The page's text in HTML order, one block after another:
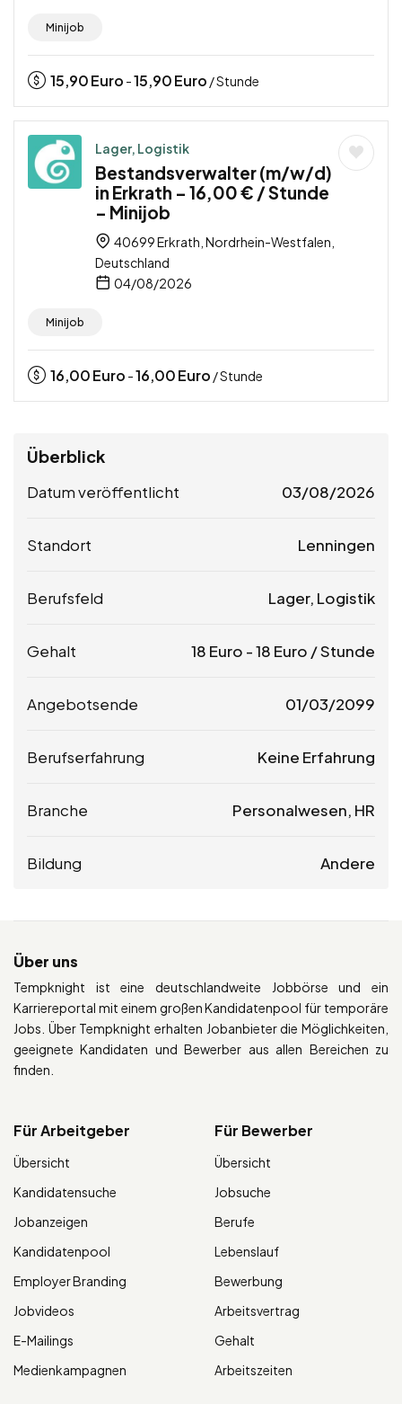
Minijob
15,90Euro -15,90Euro / Stunde
Lager, Logistik
Bestandsverwalter (m/w/d)
in Erkrath – 16,00 € / Stunde
– Minijob
40699 Erkrath, Nordrhein-Westfalen,
Deutschland
04/08/2026
Minijob
16,00Euro -16,00Euro / Stunde
Überblick
Datum veröffentlicht 03/08/2026
Standort Lenningen
Berufsfeld Lager, Logistik
Gehalt 18 Euro -18 Euro / Stunde
Angebotsende 01/03/2099
Berufserfahrung Keine Erfahrung
Branche Personalwesen, HR
Bildung Andere
Über uns
Tempknight ist eine deutschlandweite Jobbörse und ein
Karriereportal mit einem großen Kandidatenpool für temporäre
Jobs. Über Tempknight erhalten Jobanbieter die Möglichkeiten,
geeignete Kandidaten und Bewerber aus allen Bereichen zu
finden.
Für Arbeitgeber
Übersicht
Kandidatensuche
Jobanzeigen
Kandidatenpool
Employer Branding
Jobvideos
E-Mailings
Medienkampagnen
Für Bewerber
Übersicht
Jobsuche
Berufe
Lebenslauf
Bewerbung
Arbeitsvertrag
Gehalt
Arbeitszeiten